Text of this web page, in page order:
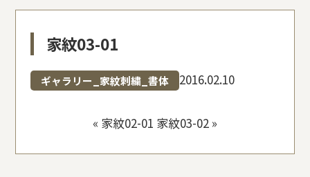
家紋03-01
ギャラリー_家紋刺繍_書体 2016.02.10
« 家紋02-01 家紋03-02 »